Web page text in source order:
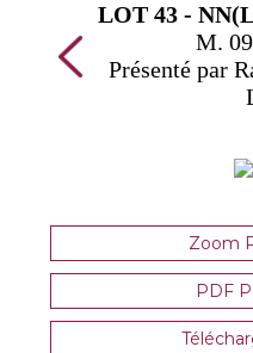
LOT 43 -
M.
Présenté par
Zoom
PDF